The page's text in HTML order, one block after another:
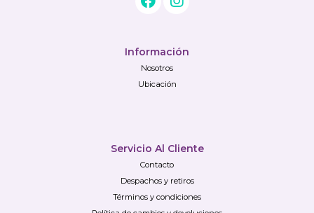
Información
Nosotros
Ubicación
Servicio Al Cliente
Contacto
Despachos y retiros
Términos y condiciones